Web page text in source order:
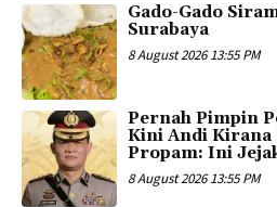
Gado-Gado
Surabaya
8 August 2026 13:55 PM
Pernah Pimpin
Kini Andi Kirana
Propam: Ini
8 August 2026 13:55 PM